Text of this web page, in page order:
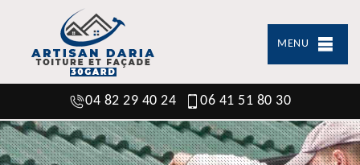
MENU
04 82 29 40 24 06 41 51 80 30